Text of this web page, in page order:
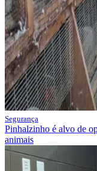
Segurança
Pinhalzinho é alvo de
animais